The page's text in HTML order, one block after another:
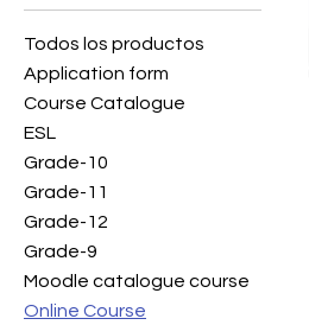
Todos los productos
Application form
Course Catalogue
ESL
Grade-10
Grade-11
Grade-12
Grade-9
Moodle catalogue course
Online Course